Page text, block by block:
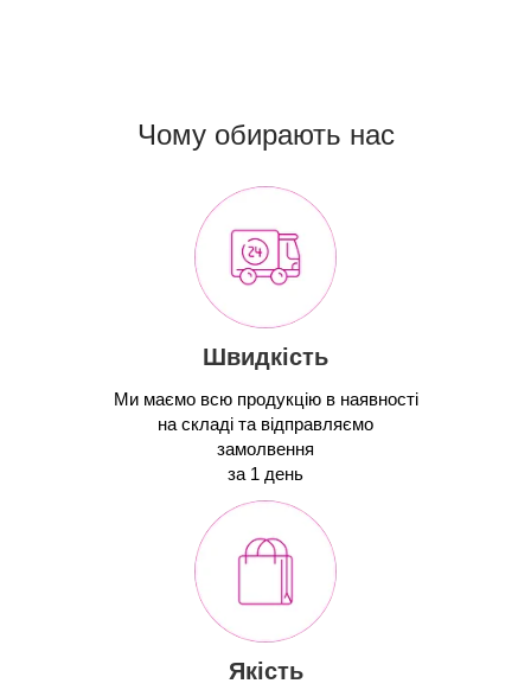
Ми маємо всю продукцію в наявності
на складі та відправляємо
замолвення
за 1 день
Якість
Швидкість
Чому обирають нас